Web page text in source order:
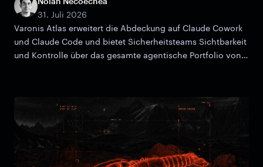
31. Juli 2026
Varonis Atlas erweitert die Abdeckung auf Claude Cowork
und Claude Code und bietet Sicherheitsteams Sichtbarkeit
und Kontrolle über das gesamte agentische Portfolio von